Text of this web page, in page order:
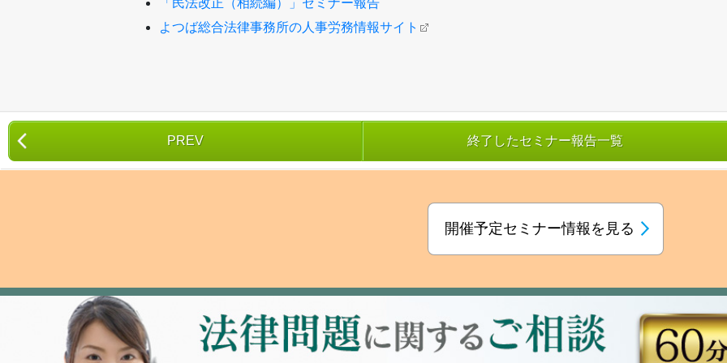
「民法改正（相続編）」セミナー報告
よつば総合法律事務所の人事労務情報サイト
PREV 終了したセミナー報告一覧
開催予定セミナー情報を見る